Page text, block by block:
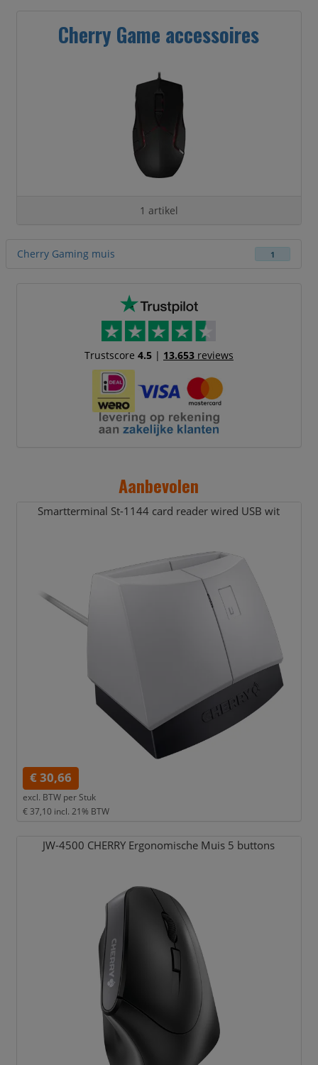
Cherry Game accessoires
1 artikel
Cherry Gaming muis 1
Trustscore 4.5| 13.653reviews
Aanbevolen
Smartterminal St-1144 card reader wired USB wit
€ 30,66
excl. BTW per Stuk
€ 37,10 incl. 21% BTW
JW-4500 CHERRY Ergonomische Muis 5 buttons